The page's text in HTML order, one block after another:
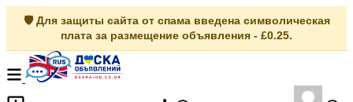
🛡️ Для защиты сайта от спама введена символическая
плата за размещение объявления - £0.25.